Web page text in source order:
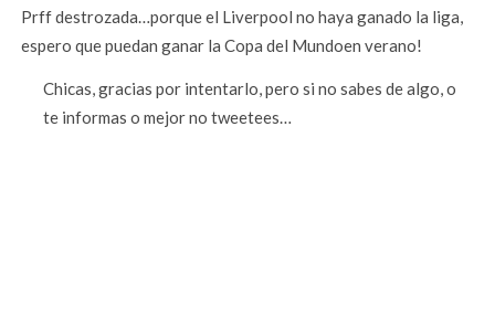
Prff destrozada…porque el Liverpool no haya ganado la liga,
espero que puedan ganar la Copa del Mundoen verano!
Chicas, gracias por intentarlo, pero si no sabes de algo, o
te informas o mejor no tweetees…